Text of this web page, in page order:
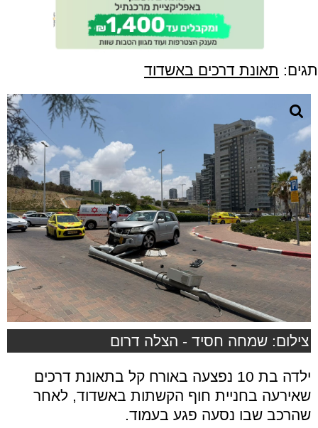
תגים: תאונת דרכים באשדוד
צילום: שמחה חסיד - הצלה דרום
ילדה בת 10 נפצעה באורח קל בתאונת דרכים
שאירעה בחניית חוף הקשתות באשדוד, לאחר
שהרכב שבו נסעה פגע בעמוד.